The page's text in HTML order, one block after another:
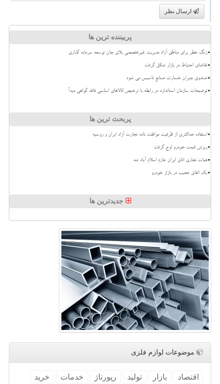
ارسال نظر
پربیننده ترین ها
زنگ خطر برای مناطق آزاد مدیریت غیرتخصصی بلای جان توسعه سرمایه گذاری
تقاضای احتیاط در بازار شکل گرفت
صندوق جبران خسارت صنایع تاسیس می شود
توضیحات سازمان استاندارد در رابطه با ترخیص کالاهای اساسی فاقد گواهی مبدأ
پربحث ترین ها
استفاده حداکثری از ظرفیت موافقت نامه تجارت آزاد ایران و روسیه
ریزش قیمت خودرو اوج گرفت
هیات تجاری اتاق ایران عازم اسلام آباد شد
بک اتفاق عجیب در بازار خودرو
جدیدترین ها
موضوعات لوازم فلزی
اقتصاد بازار تولید رپورتاژ خدمات خرید